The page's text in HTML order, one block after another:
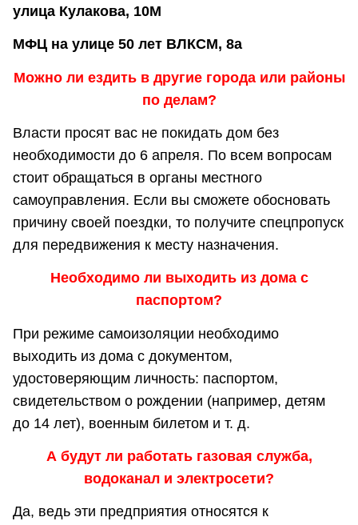
улица Кулакова, 10М
МФЦ на улице 50 лет ВЛКСМ, 8а
Можно ли ездить в другие города или районы
по делам?
Власти просят вас не покидать дом без
необходимости до 6 апреля. По всем вопросам
стоит обращаться в органы местного
самоуправления. Если вы сможете обосновать
причину своей поездки, то получите спецпропуск
для передвижения к месту назначения.
Необходимо ли выходить из дома с
паспортом?
При режиме самоизоляции необходимо
выходить из дома с документом,
удостоверяющим личность: паспортом,
свидетельством о рождении (например, детям
до 14 лет), военным билетом и т. д.
А будут ли работать газовая служба,
водоканал и электросети?
Да, ведь эти предприятия относятся к